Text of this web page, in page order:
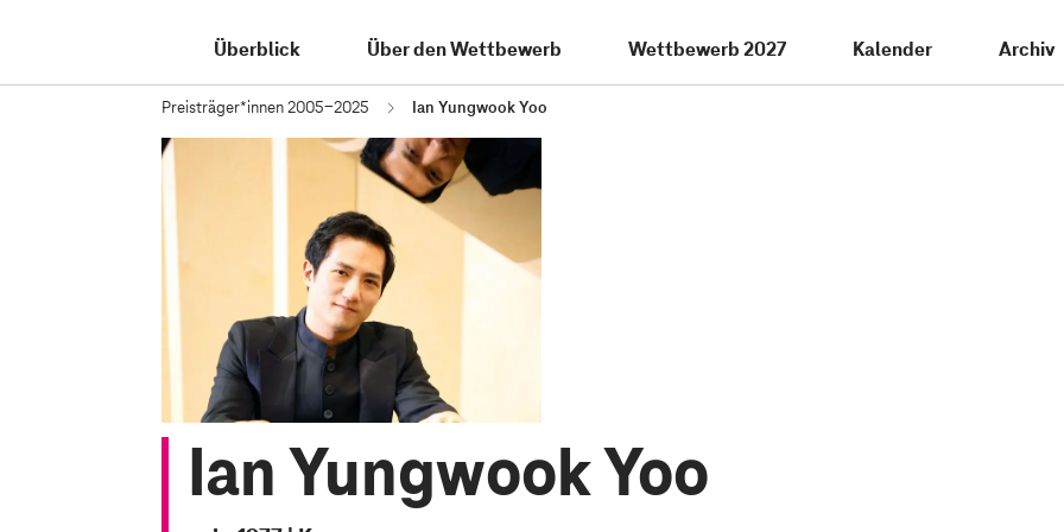
Überblick Über den Wettbewerb Wettbewerb 2027 Kalender Archiv
Preisträger*innen 2005-2025 Ian Yungwook Yoo
Ian Yungwook Yoo